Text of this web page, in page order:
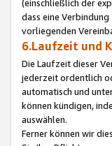
(einschließlich der
dass eine
vorliegenden
6.Laufzeit und
Die Laufzeit dieser
jederzeit ordentlich
automatisch und
können kündigen,
auswählen.
Ferner können wir